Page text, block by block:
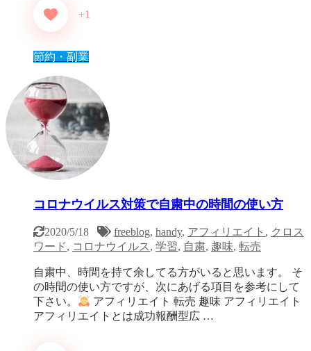
+1
節約・副業
コロナウイルス対策で自粛中の時間の使い方
2020/5/18 freeblog, handy, アフィリエイト , クロス
ワード, コロナウイルス , 学習, 自粛, 趣味, 転売
自粛中、時間を持て余してる方がいると思います。 そ
の時間の使い方ですが、次にあげる項目を参考にして
下さい。
アフィリエイト 転売 趣味 アフィリエイト
アフィリエイトとは成功報酬型広 …